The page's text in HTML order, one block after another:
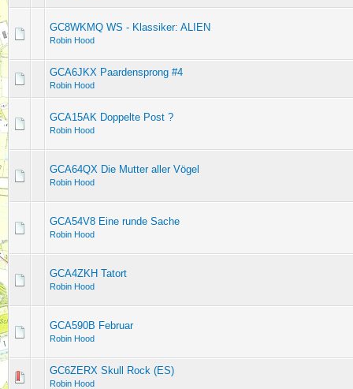
GC8WKMQ WS - Klassiker: ALIEN
Robin Hood
GCA6JKX Paardensprong #4
Robin Hood
GCA15AK Doppelte Post ?
Robin Hood
GCA64QX Die Mutter aller Vögel
Robin Hood
GCA54V8 Eine runde Sache
Robin Hood
GCA4ZKH Tatort
Robin Hood
GCA590B Februar
Robin Hood
GC6ZERX Skull Rock (ES)
Robin Hood